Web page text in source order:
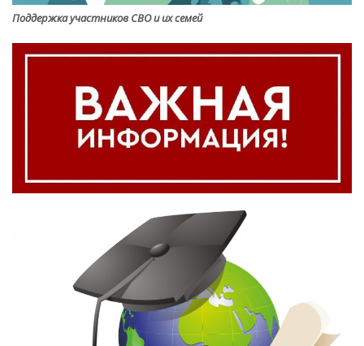
Поддержка участников СВО и их семей